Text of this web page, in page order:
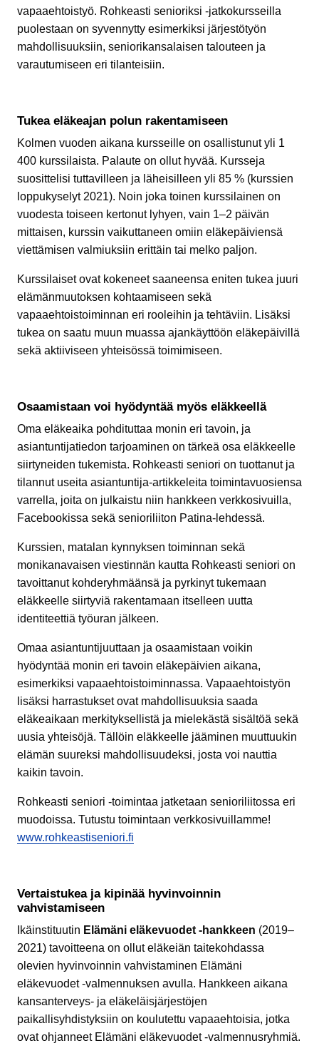
vapaaehtoistyö. Rohkeasti senioriksi -jatkokursseilla
puolestaan on syvennytty esimerkiksi järjestötyön
mahdollisuuksiin, seniorikansalaisen talouteen ja
varautumiseen eri tilanteisiin.
Tukea eläkeajan polun rakentamiseen
Kolmen vuoden aikana kursseille on osallistunut yli 1
400 kurssilaista. Palaute on ollut hyvää. Kursseja
suosittelisi tuttavilleen ja läheisilleen yli 85 % (kurssien
loppukyselyt 2021). Noin joka toinen kurssilainen on
vuodesta toiseen kertonut lyhyen, vain 1–2 päivän
mittaisen, kurssin vaikuttaneen omiin eläkepäiviensä
viettämisen valmiuksiin erittäin tai melko paljon.
Kurssilaiset ovat kokeneet saaneensa eniten tukea juuri
elämänmuutoksen kohtaamiseen sekä
vapaaehtoistoiminnan eri rooleihin ja tehtäviin. Lisäksi
tukea on saatu muun muassa ajankäyttöön eläkepäivillä
sekä aktiiviseen yhteisössä toimimiseen.
Osaamistaan voi hyödyntää myös eläkkeellä
Oma eläkeaika pohdituttaa monin eri tavoin, ja
asiantuntijatiedon tarjoaminen on tärkeä osa eläkkeelle
siirtyneiden tukemista. Rohkeasti seniori on tuottanut ja
tilannut useita asiantuntija-artikkeleita toimintavuosiensa
varrella, joita on julkaistu niin hankkeen verkkosivuilla,
Facebookissa sekä senioriliiton Patina-lehdessä.
Kurssien, matalan kynnyksen toiminnan sekä
monikanavaisen viestinnän kautta Rohkeasti seniori on
tavoittanut kohderyhmäänsä ja pyrkinyt tukemaan
eläkkeelle siirtyviä rakentamaan itselleen uutta
identiteettiä työuran jälkeen.
Omaa asiantuntijuuttaan ja osaamistaan voikin
hyödyntää monin eri tavoin eläkepäivien aikana,
esimerkiksi vapaaehtoistoiminnassa. Vapaaehtoistyön
lisäksi harrastukset ovat mahdollisuuksia saada
eläkeaikaan merkityksellistä ja mielekästä sisältöä sekä
uusia yhteisöjä. Tällöin eläkkeelle jääminen muuttuukin
elämän suureksi mahdollisuudeksi, josta voi nauttia
kaikin tavoin.
Rohkeasti seniori -toimintaa jatketaan senioriliitossa eri
muodoissa. Tutustu toimintaan verkkosivuillamme!
www.rohkeastiseniori.fi
Vertaistukea ja kipinää hyvinvoinnin
vahvistamiseen
Ikäinstituutin Elämäni eläkevuodet -hankkeen (2019–
2021) tavoitteena on ollut eläkeiän taitekohdassa
olevien hyvinvoinnin vahvistaminen Elämäni
eläkevuodet -valmennuksen avulla. Hankkeen aikana
kansanterveys- ja eläkeläisjärjestöjen
paikallisyhdistyksiin on koulutettu vapaaehtoisia, jotka
ovat ohjanneet Elämäni eläkevuodet -valmennusryhmiä.